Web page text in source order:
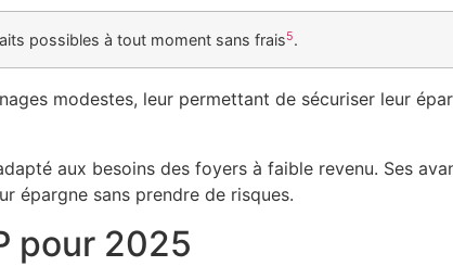
possibles à tout moment sans frais5.
modestes, leur permettant de sécuriser leur
aux besoins des foyers à faible revenu. Ses
épargne sans prendre de risques.
pour 2025